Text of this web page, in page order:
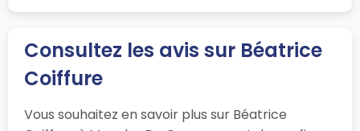
Consultez les avis sur Béatrice
Coiffure
Vous souhaitez en savoir plus sur Béatrice